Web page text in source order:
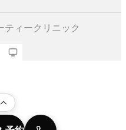
ティークリニック